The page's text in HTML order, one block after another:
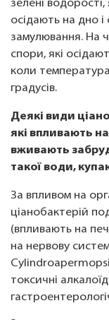
зелені
осідають на дно
замулювання. На
спори, які
коли
градусів.
Деякі види
які впливають
вживають
такої води,
За впливом на
ціанобактерій
(впливають на
на нервову
токсичні